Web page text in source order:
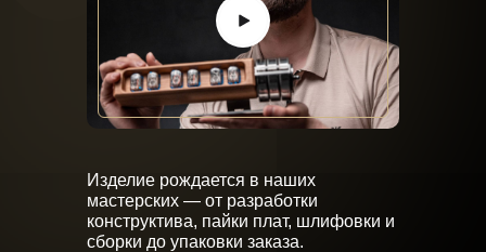
Изделие рождается в наших
мастерских — от разработки
конструктива, пайки плат, шлифовки и
сборки до упаковки заказа.